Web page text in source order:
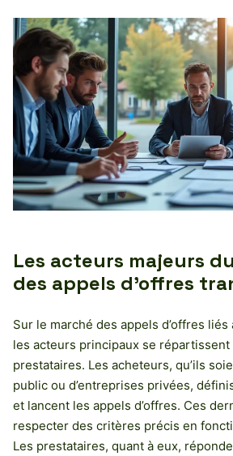
Les acteurs majeurs
des appels d’offres
Sur le marché des appels d’offres
les acteurs principaux se
prestataires. Les acheteurs, qu’ils
public ou d’entreprises privées,
et lancent les appels d’offres. Ces
respecter des critères précis en
Les prestataires, quant à eux,